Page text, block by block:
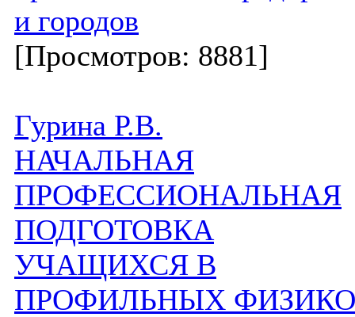
и городов
[Просмотров: 8881]
Гурина Р.В.
НАЧАЛЬНАЯ
ПРОФЕССИОНАЛЬНАЯ
ПОДГОТОВКА
УЧАЩИХСЯ В
ПРОФИЛЬНЫХ